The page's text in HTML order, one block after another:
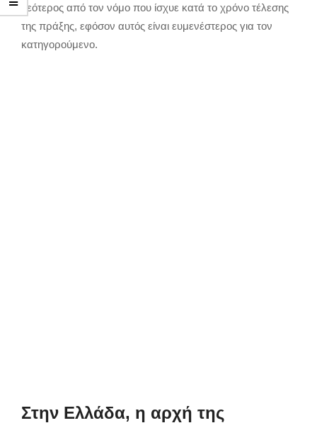
νεότερος από τον νόμο που ίσχυε κατά το χρόνο τέλεσης
της πράξης, εφόσον αυτός είναι ευμενέστερος για τον
κατηγορούμενο.
Στην Ελλάδα, η αρχή της